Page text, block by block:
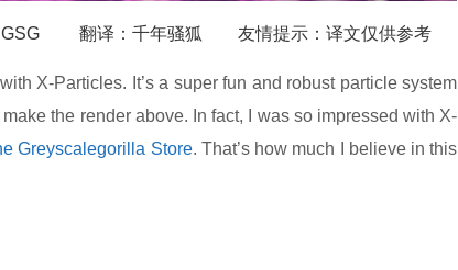
翻译：千年骚狐 友情提示：译文仅供参考
X-Particles. It’s a super fun and robust particle system
the render above. In fact, I was so impressed with X-
Greyscalegorilla Store. That’s how much I believe in this